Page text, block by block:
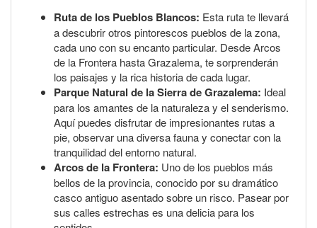
Ruta de los Pueblos Blancos: Esta ruta te llevará
a descubrir otros pintorescos pueblos de la zona,
cada uno con su encanto particular. Desde Arcos
de la Frontera hasta Grazalema, te sorprenderán
los paisajes y la rica historia de cada lugar.
Parque Natural de la Sierra de Grazalema: Ideal
para los amantes de la naturaleza y el senderismo.
Aquí puedes disfrutar de impresionantes rutas a
pie, observar una diversa fauna y conectar con la
tranquilidad del entorno natural.
Arcos de la Frontera: Uno de los pueblos más
bellos de la provincia, conocido por su dramático
casco antiguo asentado sobre un risco. Pasear por
sus calles estrechas es una delicia para los